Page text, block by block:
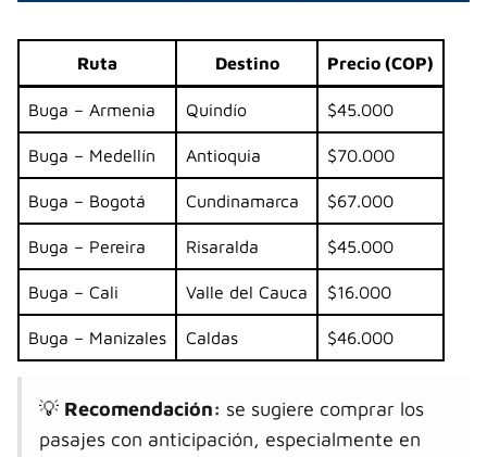
Ruta Destino Precio (COP)
Buga – Armenia Quindío $45.000
Buga – Medellín Antioquia $70.000
Buga – Bogotá Cundinamarca $67.000
Buga – Pereira Risaralda $45.000
Buga – Cali Valle del Cauca $16.000
Buga – Manizales Caldas $46.000
💡 Recomendación: se sugiere comprar los
pasajes con anticipación, especialmente en